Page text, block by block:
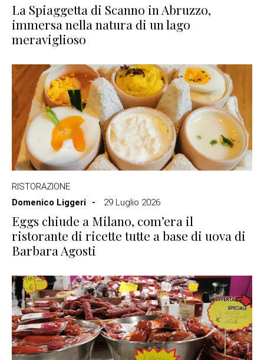
La Spiaggetta di Scanno in Abruzzo,
immersa nella natura di un lago
meraviglioso
RISTORAZIONE
Domenico Liggeri
29 Luglio 2026
Eggs chiude a Milano, com’era il
ristorante di ricette tutte a base di uova di
Barbara Agosti